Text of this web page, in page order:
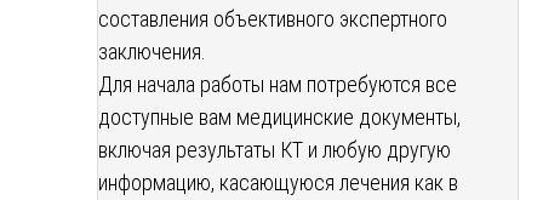
составления объективного экспертного
заключения.
Для начала работы нам потребуются все
доступные вам медицинские документы,
включая результаты КТ и любую другую
информацию, касающуюся лечения как в